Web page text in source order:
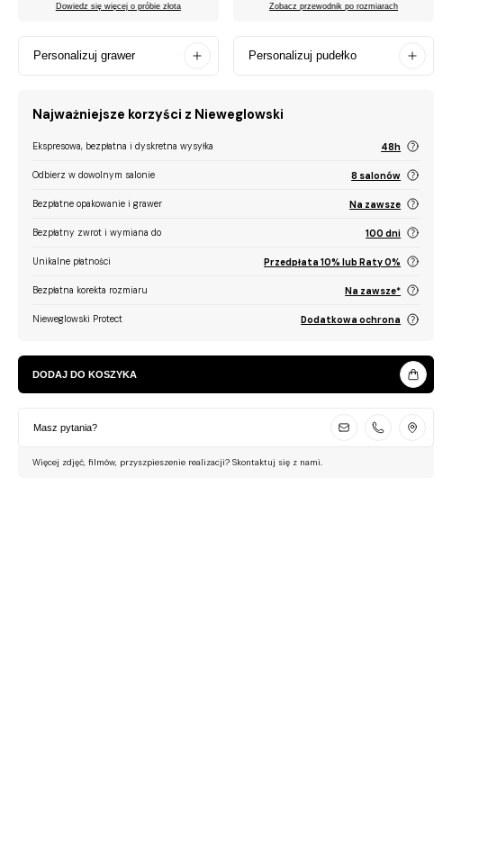
Dowiedz się więcej o próbie złota Zobacz przewodnik po rozmiarach
Personalizuj grawer Personalizuj pudełko
Najważniejsze korzyści z Nieweglowski
Ekspresowa, bezpłatna i dyskretna wysyłka 48h
Odbierz w dowolnym salonie 8 salonów
Bezpłatne opakowanie i grawer Na zawsze
Bezpłatny zwrot i wymiana do 100 dni
Unikalne płatności Przedpłata 10% lub Raty 0%
Bezpłatna korekta rozmiaru Na zawsze*
Nieweglowski Protect Dodatkowa ochrona
DODAJ DO KOSZYKA
Masz pytania?
Więcej zdjęć, filmów, przyszpieszenie realizacji? Skontaktuj się z nami.